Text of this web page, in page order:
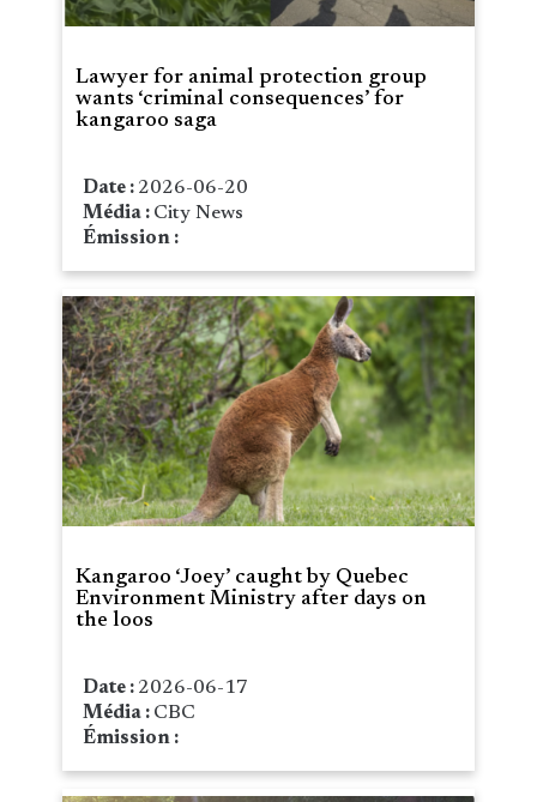
Lawyer for animal protection group
wants ‘criminal consequences’ for
kangaroo saga
Date : 2026-06-20
Média : City News
Émission :
Kangaroo ‘Joey’ caught by Quebec
Environment Ministry after days on
the loos
Date : 2026-06-17
Média : CBC
Émission :